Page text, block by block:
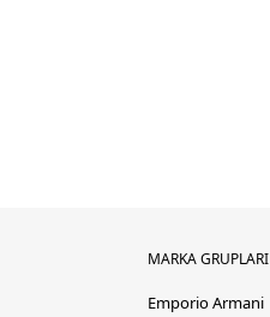
MARKA GRUPLARI
Emporio Armani